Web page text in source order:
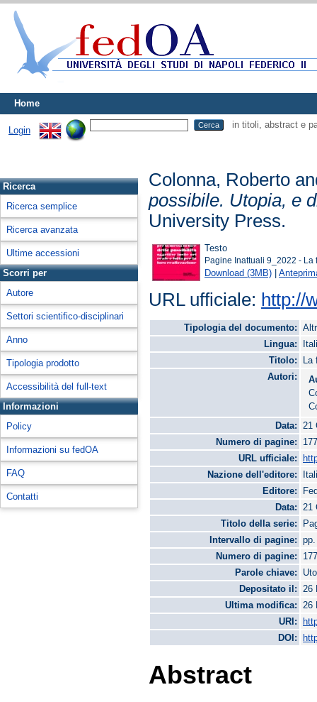
Home
Login
in titoli, abstract e
Ricerca
Ricerca semplice
Ricerca avanzata
Ultime accessioni
Scorri per
Autore
Settori scientifico-disciplinari
Anno
Tipologia prodotto
Accessibilità del full-text
Informazioni
Policy
Informazioni su fedOA
FAQ
Contatti
Colonna, Roberto
possibile. Utopia, e
University Press.
Testo
Pagine Inattuali 9_2022 -
Download (3MB) |
URL ufficiale: http://
Tipologia del documento:
Lingua:
Titolo:
La
Autori:
Data:
21
Numero di pagine:
URL ufficiale:
Nazione dell'editore:
Editore:
Data:
21
Titolo della serie:
Intervallo di pagine:
Numero di pagine:
Parole chiave:
Depositato il:
26
Ultima modifica:
26
URI:
DOI:
Abstract